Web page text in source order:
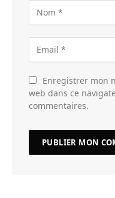
Enregistrer mon
web dans ce
commentaires.